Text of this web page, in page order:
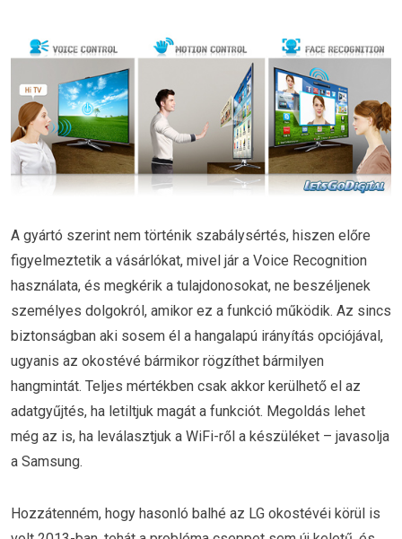
A gyártó szerint nem történik szabálysértés, hiszen előre
figyelmeztetik a vásárlókat, mivel jár a Voice Recognition
használata, és megkérik a tulajdonosokat, ne beszéljenek
személyes dolgokról, amikor ez a funkció működik. Az sincs
biztonságban aki sosem él a hangalapú irányítás opciójával,
ugyanis az okostévé bármikor rögzíthet bármilyen
hangmintát. Teljes mértékben csak akkor kerülhető el az
adatgyűjtés, ha letiltjuk magát a funkciót. Megoldás lehet
még az is, ha leválasztjuk a WiFi-ről a készüléket – javasolja
a Samsung.
Hozzátenném, hogy hasonló balhé az LG okostévéi körül is